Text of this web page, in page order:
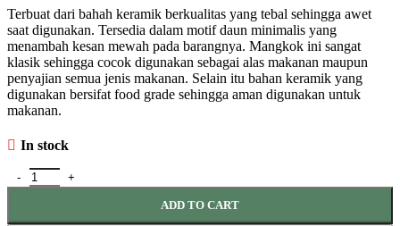
Terbuat dari bahah keramik berkualitas yang tebal sehingga awet
saat digunakan. Tersedia dalam motif daun minimalis yang
menambah kesan mewah pada barangnya. Mangkok ini sangat
klasik sehingga cocok digunakan sebagai alas makanan maupun
penyajian semua jenis makanan. Selain itu bahan keramik yang
digunakan bersifat food grade sehingga aman digunakan untuk
makanan.
In stock
MANGKOK DAUN KERAMIK quantity
ADD TO CART